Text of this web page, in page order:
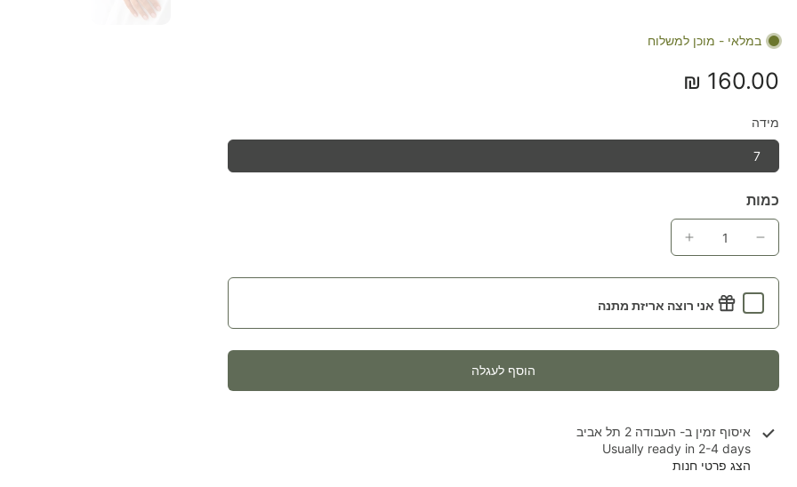
במלאי - מוכן למשלוח
160.00 ₪
מידה
7
כמות
אני רוצה אריזת מתנה
הוסף לעגלה
איסוף זמין ב- העבודה 2 תל אביב
Usually ready in 2-4 days
הצג פרטי חנות